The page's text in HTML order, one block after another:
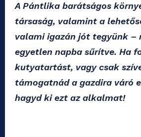
A Pántlika barátságos
társaság, valamint a
valami igazán jót tegyünk –
egyetlen napba sűrítve. Ha
kutyatartást, vagy csak
támogatnád a gazdira váró
hagyd ki ezt az alkalmat!